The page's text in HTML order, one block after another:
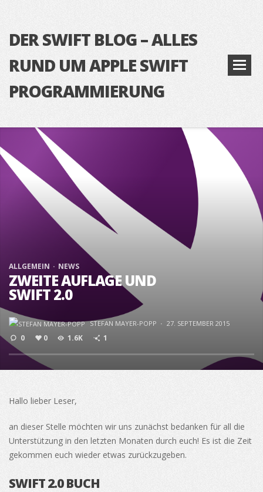
DER SWIFT BLOG – ALLES
RUND UM APPLE SWIFT
PROGRAMMIERUNG
ALLGEMEIN NEWS
ZWEITE AUFLAGE UND
SWIFT 2.0
STEFAN MAYER-POPP · 27. SEPTEMBER 2015
0 0 1.6K 1
Hallo lieber Leser,
an dieser Stelle möchten wir uns zunächst bedanken für all die
Unterstützung in den letzten Monaten durch euch! Es ist die Zeit
gekommen euch wieder etwas zurückzugeben.
SWIFT 2.0 BUCH